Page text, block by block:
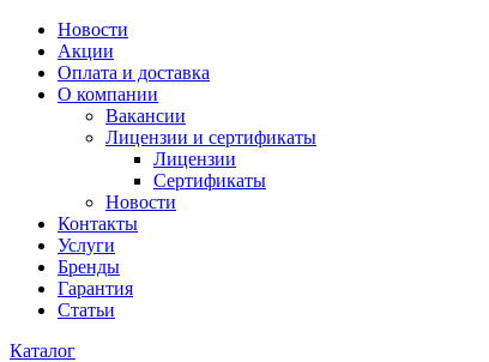
Новости
Акции
Оплата и доставка
О компании
Вакансии
Лицензии и сертификаты
Лицензии
Сертификаты
Новости
Контакты
Услуги
Бренды
Гарантия
Статьи
Каталог